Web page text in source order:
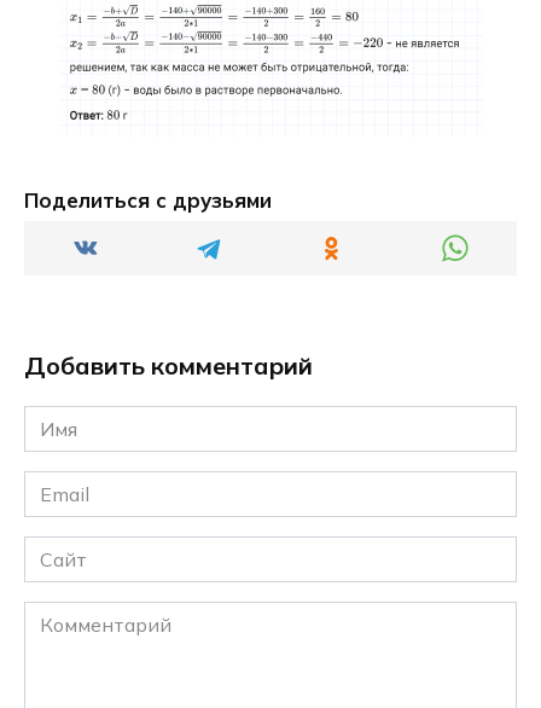
Поделиться с друзьями
Добавить комментарий
Имя
*
Email
*
Сайт
Комментарий